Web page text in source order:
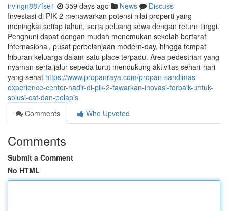
irvingn887fse1 359 days ago News
Discuss
Investasi di PIK 2 menawarkan potensi nilai properti yang
meningkat setiap tahun, serta peluang sewa dengan return tinggi.
Penghuni dapat dengan mudah menemukan sekolah bertaraf
internasional, pusat perbelanjaan modern-day, hingga tempat
hiburan keluarga dalam satu place terpadu. Area pedestrian yang
nyaman serta jalur sepeda turut mendukung aktivitas sehari-hari
yang sehat https://www.propanraya.com/propan-sandimas-
experience-center-hadir-di-pik-2-tawarkan-inovasi-terbaik-untuk-
solusi-cat-dan-pelapis
Comments
Who Upvoted
Comments
Submit a Comment
No HTML